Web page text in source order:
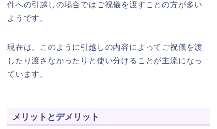
件への引越しの場合ではご祝儀を渡すことの方が多い
ようです。
現在は、このように引越しの内容によってご祝儀を渡
したり渡さなかったりと使い分けることが主流になっ
ています。
メリットとデメリット